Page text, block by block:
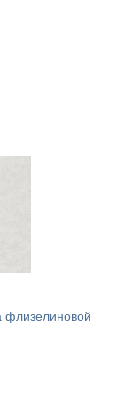
флизелиновой